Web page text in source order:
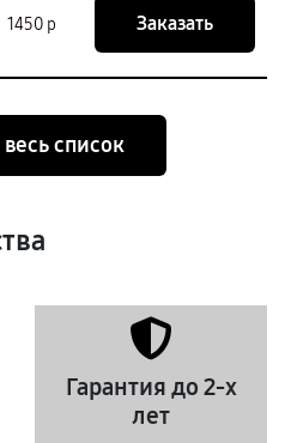
1450 р Заказать
весь список
Гарантия до 2-х
лет